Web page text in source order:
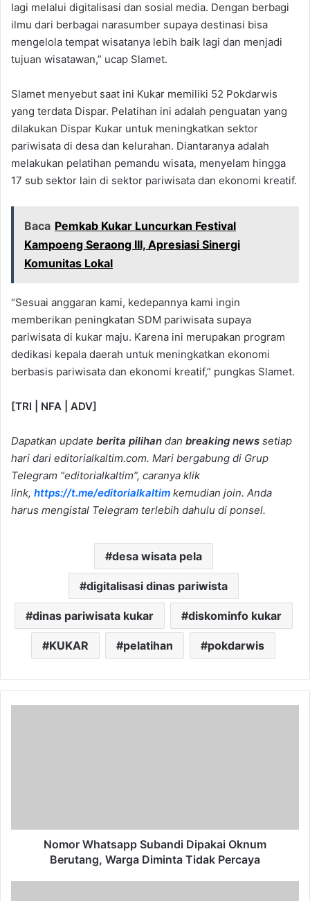
lagi melalui digitalisasi dan sosial media. Dengan berbagi
ilmu dari berbagai narasumber supaya destinasi bisa
mengelola tempat wisatanya lebih baik lagi dan menjadi
tujuan wisatawan,” ucap Slamet.
Slamet menyebut saat ini Kukar memiliki 52 Pokdarwis
yang terdata Dispar. Pelatihan ini adalah penguatan yang
dilakukan Dispar Kukar untuk meningkatkan sektor
pariwisata di desa dan kelurahan. Diantaranya adalah
melakukan pelatihan pemandu wisata, menyelam hingga
17 sub sektor lain di sektor pariwisata dan ekonomi kreatif.
Baca Pemkab Kukar Luncurkan Festival
Kampoeng Seraong III, Apresiasi Sinergi
Komunitas Lokal
“Sesuai anggaran kami, kedepannya kami ingin
memberikan peningkatan SDM pariwisata supaya
pariwisata di kukar maju. Karena ini merupakan program
dedikasi kepala daerah untuk meningkatkan ekonomi
berbasis pariwisata dan ekonomi kreatif,” pungkas Slamet.
[TRI | NFA | ADV]
Dapatkan update berita pilihan dan breaking news setiap
hari dari editorialkaltim.com. Mari bergabung di Grup
Telegram “editorialkaltim”, caranya klik
link, https://t.me/editorialkaltim kemudian join. Anda
harus mengistal Telegram terlebih dahulu di ponsel.
desa wisata pela
digitalisasi dinas pariwista
dinas pariwisata kukar diskominfo kukar
KUKAR pelatihan pokdarwis
Tidak
Nomor Whatsapp Subandi Dipakai Oknum
Berutang, Warga Diminta Tidak Percaya